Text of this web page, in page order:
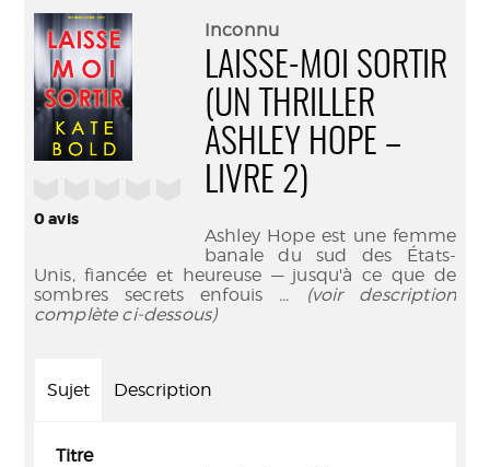
mail
0avis
Inconnu
LAISSE-MOI SORTIR
(UN THRILLER
ASHLEY HOPE –
LIVRE 2)
Ashley Hope est une femme
banale du sud des États-
Unis, fiancée et heureuse — jusqu'à ce que de
sombres secrets enfouis ... (voir description
complète ci-dessous)
Sujet Description
Titre